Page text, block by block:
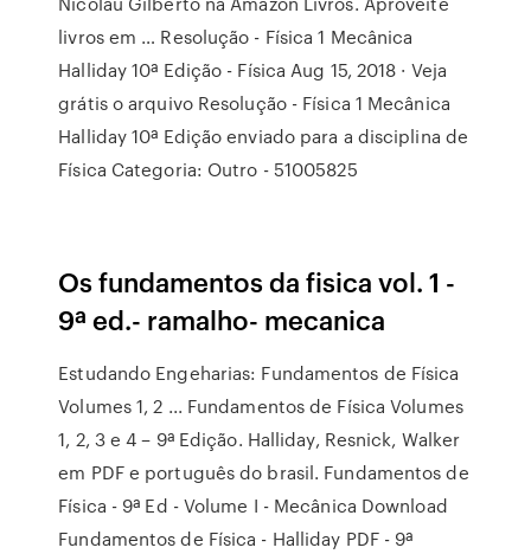
livros em … Resolução - Física 1 Mecânica
Halliday 10ª Edição - Física Aug 15, 2018 · Veja
grátis o arquivo Resolução - Física 1 Mecânica
Halliday 10ª Edição enviado para a disciplina de
Física Categoria: Outro - 51005825
Os fundamentos da fisica vol. 1 -
9ª ed.- ramalho- mecanica
Estudando Engeharias: Fundamentos de Física
Volumes 1, 2 ... Fundamentos de Física Volumes
1, 2, 3 e 4 – 9ª Edição. Halliday, Resnick, Walker
em PDF e português do brasil. Fundamentos de
Física - 9ª Ed - Volume I - Mecânica Download
Fundamentos de Física - Halliday PDF - 9ª